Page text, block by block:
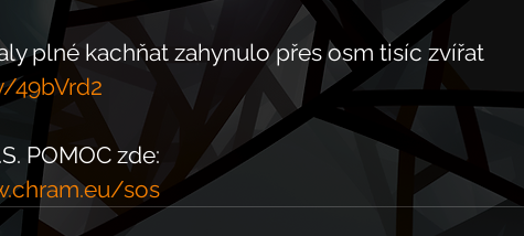
plné kachňat zahynulo přes osm tisíc zvířat
49bVrd2
POMOC zde:
sos